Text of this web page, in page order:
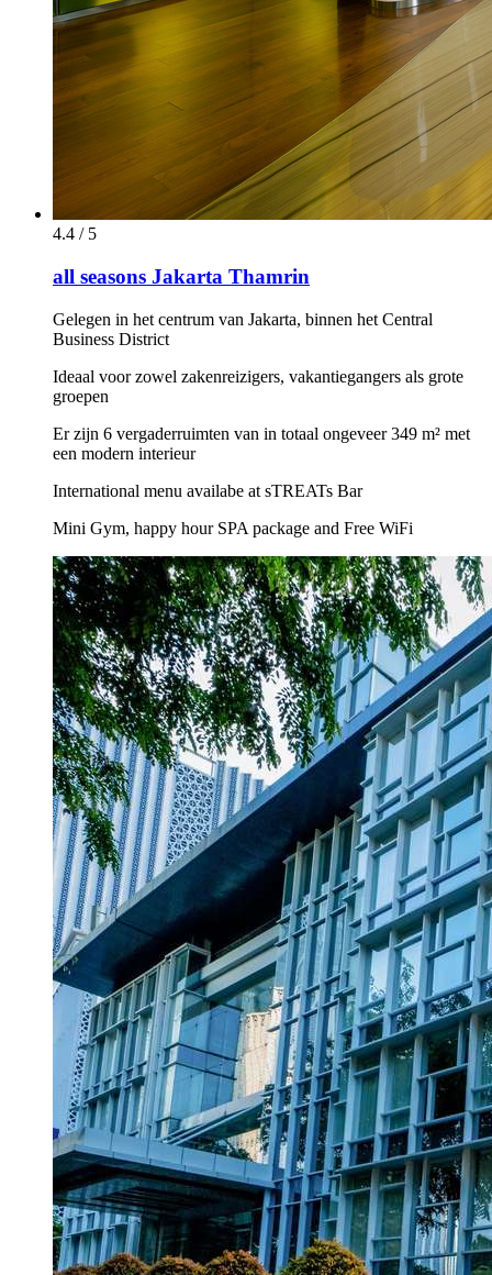
4.4 / 5
all seasons Jakarta Thamrin
Gelegen in het centrum van Jakarta, binnen het Central
Business District
Ideaal voor zowel zakenreizigers, vakantiegangers als grote
groepen
Er zijn 6 vergaderruimten van in totaal ongeveer 349 m² met
een modern interieur
International menu availabe at sTREATs Bar
Mini Gym, happy hour SPA package and Free WiFi